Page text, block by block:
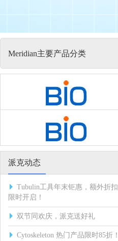
Meridian主要产品分类
派克动态
Tubulin工具年末钜惠，额外折扣
限时开启！
双节同欢庆，派克送好礼
Cytoskeleton 热门产品限时85折！